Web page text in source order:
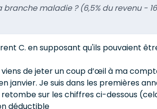
maladie ? (6,5% du revenu -
C. en supposant qu'ils pouvaient
de jeter un coup d’œil à ma
Je suis dans les premières
sur les chiffres ci-dessous
déductible